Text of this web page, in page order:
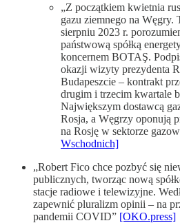
„Z początkiem kwietnia
gazu ziemnego na Węgry.
sierpniu 2023 r.
państwową spółką
koncernem BOTAŞ.
okazji wizyty prezydenta
Budapeszcie – kontrakt
drugim i trzecim kwartale
Największym dostawcą
Rosja, a Węgrzy oponują
na Rosję w sektorze
Wschodnich]
„Robert Fico chce pozbyć się
publicznych, tworząc nową
stacje radiowe i telewizyjne.
zapewnić pluralizm opinii – na
pandemii COVID” [OKO.press]